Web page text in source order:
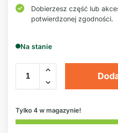
Dobierzesz część lub
potwierdzonej zgodności.
Na stanie
Tylko 4 w magazynie!